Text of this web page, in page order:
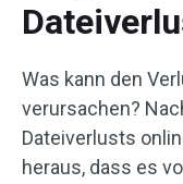
Was kann den
verursachen?
Dateiverlusts
heraus, dass es